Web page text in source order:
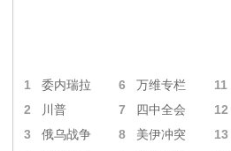
1 委内瑞拉 6 万维专栏 11
2 川普 7 四中全会 12
3 俄乌战争 8 美伊冲突 13